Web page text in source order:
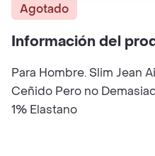
Agotado
Información del
Para Hombre. Slim Jean
Ceñido Pero no
1% Elastano